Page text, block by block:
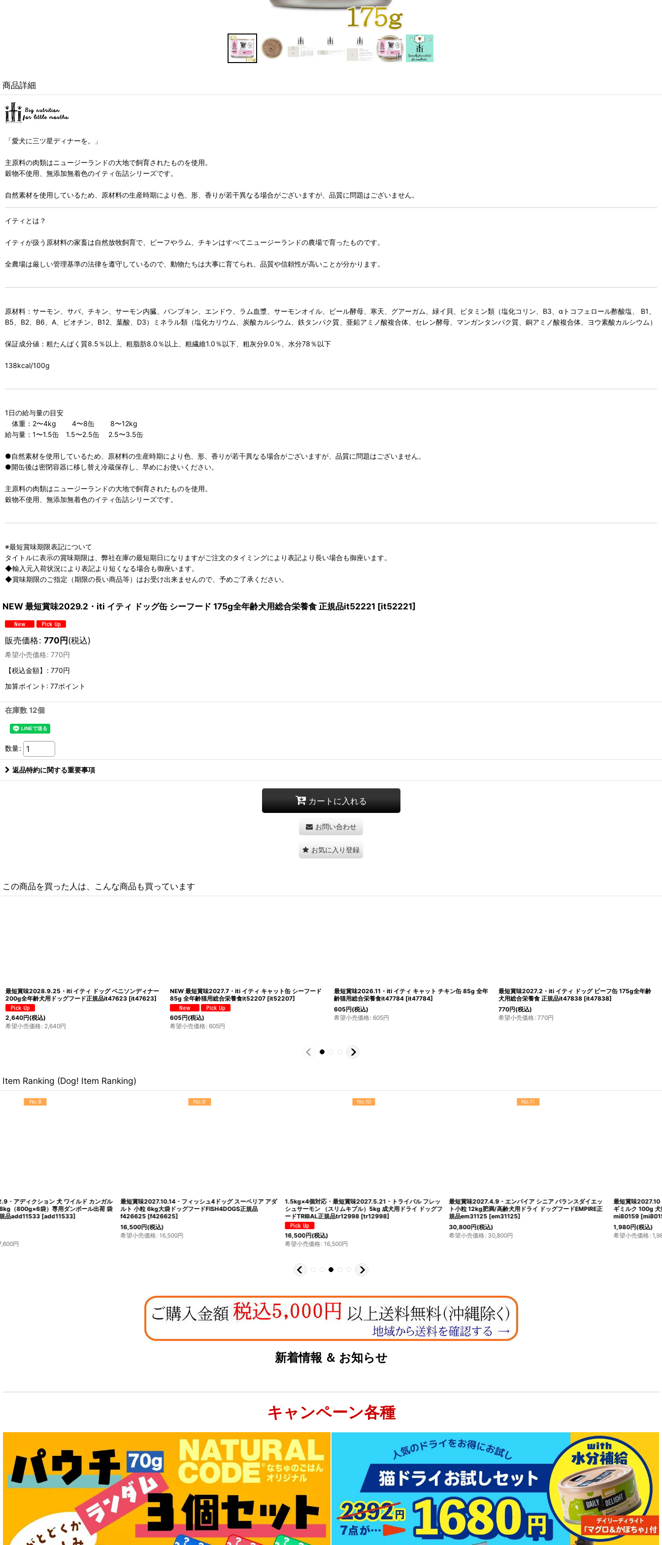
商品詳細
「愛犬に三ツ星ディナーを。」
主原料の肉類はニュージーランドの大地で飼育されたものを使用。
穀物不使用、無添加無着色のイティ缶詰シリーズです。
自然素材を使用しているため、原材料の生産時期により色、形、香りが若干異なる場合がございますが、品質に問題はございません。
イティとは？
イティが扱う原材料の家畜は自然放牧飼育で、ビーフやラム、チキンはすべてニュージーランドの農場で育ったものです。
全農場は厳しい管理基準の法律を遵守しているので、動物たちは大事に育てられ、品質や信頼性が高いことが分かります。
原材料：サーモン、サバ、チキン、サーモン内臓、パンプキン、エンドウ、ラム血漿、サーモンオイル、ビール酵母、寒天、グアーガム、緑イ貝、ビタミン類（塩化コリン、B3、αトコフェロール酢酸塩、 B1、
B5、B2、B6、A、ビオチン、B12、葉酸、D3）ミネラル類（塩化カリウム、炭酸カルシウム、鉄タンパク質、亜鉛アミノ酸複合体、セレン酵母、マンガンタンパク質、銅アミノ酸複合体、ヨウ素酸カルシウム）
保証成分値：粗たんぱく質8.5％以上、粗脂肪8.0％以上、粗繊維1.0％以下、粗灰分9.0％、水分78％以下
138kcal/100g
1日の給与量の目安
体重：2〜4kg 4〜8缶 8〜12kg
給与量：1〜1.5缶 1.5〜2.5缶 2.5〜3.5缶
●自然素材を使用しているため、原材料の生産時期により色、形、香りが若干異なる場合がございますが、品質に問題はございません。
●開缶後は密閉容器に移し替え冷蔵保存し、早めにお使いください。
主原料の肉類はニュージーランドの大地で飼育されたものを使用。
穀物不使用、無添加無着色のイティ缶詰シリーズです。
※最短賞味期限表記について
タイトルに表示の賞味期限は、弊社在庫の最短期日になりますがご注文のタイミングにより表記より長い場合も御座います。
◆輸入元入荷状況により表記より短くなる場合も御座います。
◆賞味期限のご指定（期限の長い商品等）はお受け出来ませんので、予めご了承ください。
NEW 最短賞味2029.2・iti イティ ドッグ缶 シーフード 175g全年齢犬用総合栄養食 正規品it52221 [it52221]
販売価格: 770円(税込)
希望小売価格: 770円
【税込金額】
: 770円
加算ポイント: 77ポイント
在庫数 12個
数量:
返品特約に関する重要事項
カートに入れる
お問い合わせ
お気に入り登録
この商品を買った人は、こんな商品も買っています
最短賞味2028.9.25・iti イティ ドッグ ベニソンディナー
200g全年齢犬用ドッグフード正規品it47623 [it47623]
2,640円(税込)
希望小売価格: 2,640円
NEW 最短賞味2027.7・iti イティ キャット缶 シーフード
85g 全年齢猫用総合栄養食it52207 [it52207]
605円(税込)
希望小売価格: 605円
最短賞味2026.11・iti イティ キャット チキン缶 85g 全年
齢猫用総合栄養食it47784 [it47784]
605円(税込)
希望小売価格: 605円
最短賞味2027.2・iti イティ ドッグ ビーフ缶 175g全年齢
犬用総合栄養食 正規品it47838 [it47838]
770円(税込)
希望小売価格: 770円
Item Ranking (Dog! Item Ranking)
最短賞味2027.10.14・フィッシュ4ドッグ スーペリア アダ
ルト 小粒 6kg大袋ドッグフードFISH4DOGS正規品
f426625 [f426625]
1.5kg×4個対応・最短賞味2027.5.21・トライバル フレッ
シュサーモン （スリムキブル）5kg 成犬用ドライ ドッグフ
ードTRIBAL正規品tr12998
16,500
最短賞味2027.4.9・エンパイア シニア バランスダイエッ
ト小粒 12kg肥満/高齢犬用ドライ ドッグフードEMPIRE正
規品em31125 [em31125
最短賞味2027.10・ミルク本舗 オランダ産100％奇跡のヤ
ギミルク 100g 犬猫用 全脂粉乳 パウダー 無添加 無調整
mi80159
希望小売価格
新着情報 ＆ お知らせ
キャンペーン各種